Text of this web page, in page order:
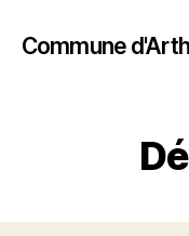
Commune